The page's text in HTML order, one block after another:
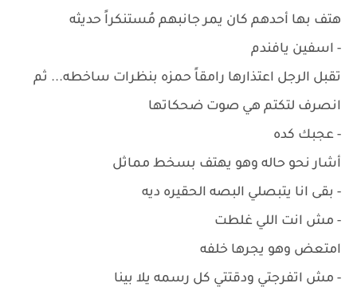
هتف بها أحدهم كان يمر جانبهم مُستنكراً حديثه
- اسفين يافندم
تقبل الرجل اعتذارها رامقاً حمزه بنظرات ساخطه... ثم
انصرف لتكتم هي صوت ضحكاتها
- عجبك كده
أشار نحو حاله وهو يهتف بسخط مماثل
- بقى انا يتبصلي البصه الحقيره ديه
- مش انت اللي غلطت
امتعض وهو يجرها خلفه
- مش اتفرجتي ودقتتي كل رسمه يلا بينا